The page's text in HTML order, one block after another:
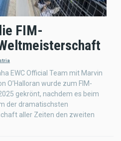
FIM-
EWC Official Team mit Marvin
O’Halloran wurde zum FIM-
gekrönt, nachdem es beim
der dramatischsten
aller Zeiten den zweiten